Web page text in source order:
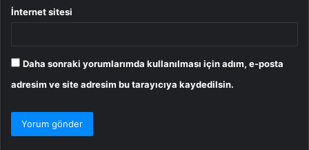
İnternet sitesi
Daha sonraki yorumlarımda kullanılması için adım, e-posta
adresim ve site adresim bu tarayıcıya kaydedilsin.